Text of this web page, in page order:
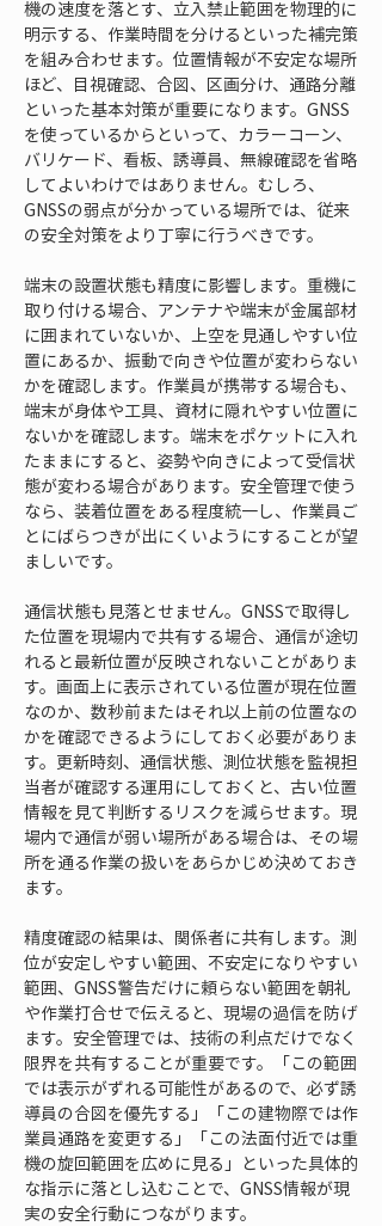
機の速度を落とす、立入禁止範囲を物理的に
明示する、作業時間を分けるといった補完策
を組み合わせます。位置情報が不安定な場所
ほど、目視確認、合図、区画分け、通路分離
といった基本対策が重要になります。GNSS
を使っているからといって、カラーコーン、
バリケード、看板、誘導員、無線確認を省略
してよいわけではありません。むしろ、
GNSSの弱点が分かっている場所では、従来
の安全対策をより丁寧に行うべきです。
端末の設置状態も精度に影響します。重機に
取り付ける場合、アンテナや端末が金属部材
に囲まれていないか、上空を見通しやすい位
置にあるか、振動で向きや位置が変わらない
かを確認します。作業員が携帯する場合も、
端末が身体や工具、資材に隠れやすい位置に
ないかを確認します。端末をポケットに入れ
たままにすると、姿勢や向きによって受信状
態が変わる場合があります。安全管理で使う
なら、装着位置をある程度統一し、作業員ご
とにばらつきが出にくいようにすることが望
ましいです。
通信状態も見落とせません。GNSSで取得し
た位置を現場内で共有する場合、通信が途切
れると最新位置が反映されないことがありま
す。画面上に表示されている位置が現在位置
なのか、数秒前またはそれ以上前の位置なの
かを確認できるようにしておく必要がありま
す。更新時刻、通信状態、測位状態を監視担
当者が確認する運用にしておくと、古い位置
情報を見て判断するリスクを減らせます。現
場内で通信が弱い場所がある場合は、その場
所を通る作業の扱いをあらかじめ決めておき
ます。
精度確認の結果は、関係者に共有します。測
位が安定しやすい範囲、不安定になりやすい
範囲、GNSS警告だけに頼らない範囲を朝礼
や作業打合せで伝えると、現場の過信を防げ
ます。安全管理では、技術の利点だけでなく
限界を共有することが重要です。「この範囲
では表示がずれる可能性があるので、必ず誘
導員の合図を優先する」「この建物際では作
業員通路を変更する」「この法面付近では重
機の旋回範囲を広めに見る」といった具体的
な指示に落とし込むことで、GNSS情報が現
実の安全行動につながります。